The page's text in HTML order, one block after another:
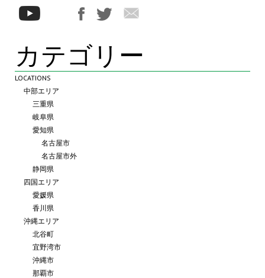
カテゴリー
LOCATIONS
中部エリア
三重県
岐阜県
愛知県
名古屋市
名古屋市外
静岡県
四国エリア
愛媛県
香川県
沖縄エリア
北谷町
宜野湾市
沖縄市
那覇市